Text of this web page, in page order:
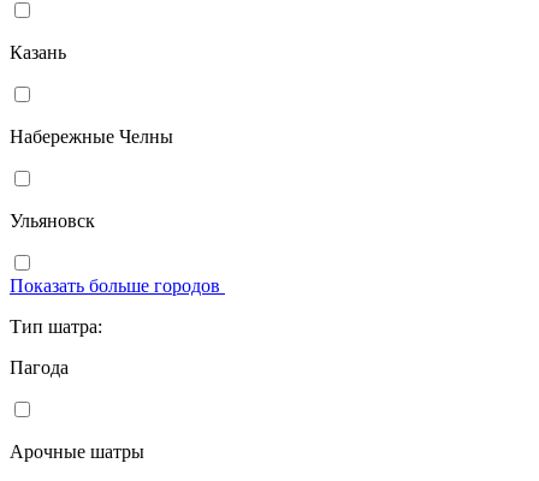
Казань
Набережные Челны
Ульяновск
Показать больше городов
Тип шатра:
Пагода
Арочные шатры